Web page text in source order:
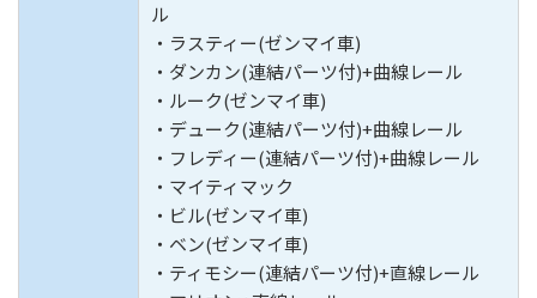
ル
・ラスティー(ゼンマイ車)
・ダンカン(連結パーツ付)+曲線レール
・ルーク(ゼンマイ車)
・デューク(連結パーツ付)+曲線レール
・フレディー(連結パーツ付)+曲線レール
・マイティマック
・ビル(ゼンマイ車)
・ベン(ゼンマイ車)
・ティモシー(連結パーツ付)+直線レール